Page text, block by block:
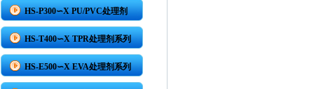
HS-P300∽X PU/PVC处理剂
HS-T400∽X TPR处理剂系列
HS-E500∽X EVA处理剂系列